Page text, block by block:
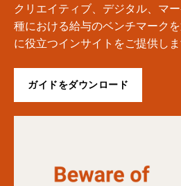
クリエイティブ、デジタル、マ
種における給与のベンチマーク
に役立つインサイトをご提供しま
ガイドをダウンロード